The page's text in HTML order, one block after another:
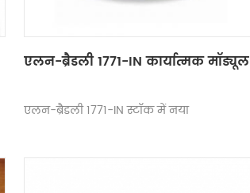
एलन-ब्रैडली 1771-IN कार्यात्मक मॉड्यूल
एलन-ब्रैडली 1771-IN स्टॉक में नया